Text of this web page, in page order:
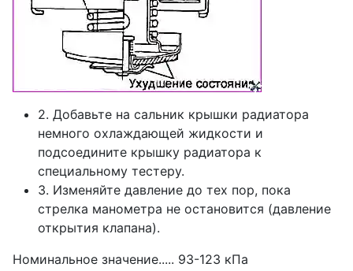
2. Добавьте на сальник крышки радиатора
немного охлаждающей жидкости и
подсоедините крышку радиатора к
специальному тестеру.
3. Изменяйте давление до тех пор, пока
стрелка манометра не остановится (давление
открытия клапана).
Номинальное значение..... 93-123 кПа